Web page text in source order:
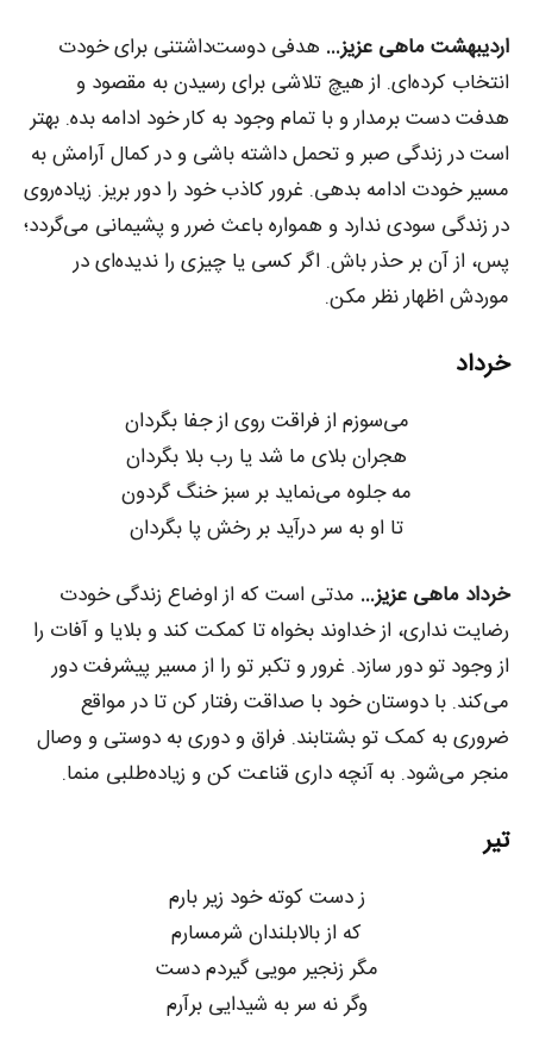
اردیبهشت ماهی عزیز… هدفی دوست‌داشتنی برای خودت
انتخاب کرده‌ای. از هیچ تلاشی برای رسیدن به مقصود و
هدفت دست برمدار و با تمام وجود به کار خود ادامه بده. بهتر
است در زندگی صبر و تحمل داشته باشی و در کمال آرامش به
مسیر خودت ادامه بدهی. غرور کاذب خود را دور بریز. زیاده‌روی
در زندگی سودی ندارد و همواره باعث ضرر و پشیمانی می‌گردد؛
پس، از آن بر حذر باش. اگر کسی یا چیزی را ندیده‌ای در
موردش اظهار نظر مکن.
خرداد
می‌سوزم از فراقت روی از جفا بگردان
هجران بلای ما شد یا رب بلا بگردان
مه جلوه می‌نماید بر سبز خنگ گردون
تا او به سر درآید بر رخش پا بگردان
خرداد ماهی عزیز… مدتی است که از اوضاع زندگی خودت
رضایت نداری، از خداوند بخواه تا کمکت کند و بلایا و آفات را
از وجود تو دور سازد. غرور و تکبر تو را از مسیر پیشرفت دور
می‌کند. با دوستان خود با صداقت رفتار کن تا در مواقع
ضروری به کمک تو بشتابند. فراق و دوری به دوستی و وصال
منجر می‌شود. به آنچه داری قناعت کن و زیاده‌طلبی منما.
تیر
ز دست کوته خود زیر بارم
که از بالابلندان شرمسارم
مگر زنجیر مویی گیردم دست
وگر نه سر به شیدایی برآرم